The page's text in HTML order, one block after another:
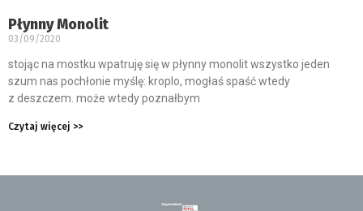
Płynny Monolit
03/09/2020
stojąc na mostku wpatruję się w płynny monolit wszystko jeden
szum nas pochłonie myślę: kroplo, mogłaś spaść wtedy
z deszczem. może wtedy poznałbym
Czytaj więcej >>